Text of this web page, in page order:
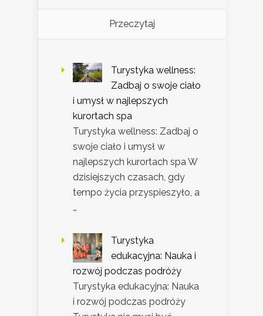
Przeczytaj
Turystyka wellness:
Zadbaj o swoje ciało
i umysł w najlepszych
kurortach spa
Turystyka wellness: Zadbaj o
swoje ciało i umysł w
najlepszych kurortach spa W
dzisiejszych czasach, gdy
tempo życia przyspieszyło, a
…
Turystyka
edukacyjna: Nauka i
rozwój podczas podróży
Turystyka edukacyjna: Nauka
i rozwój podczas podróży